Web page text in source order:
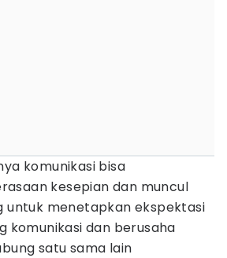
komunikasi bisa
kesepian dan muncul
untuk menetapkan ekspektasi
komunikasi dan berusaha
satu sama lain